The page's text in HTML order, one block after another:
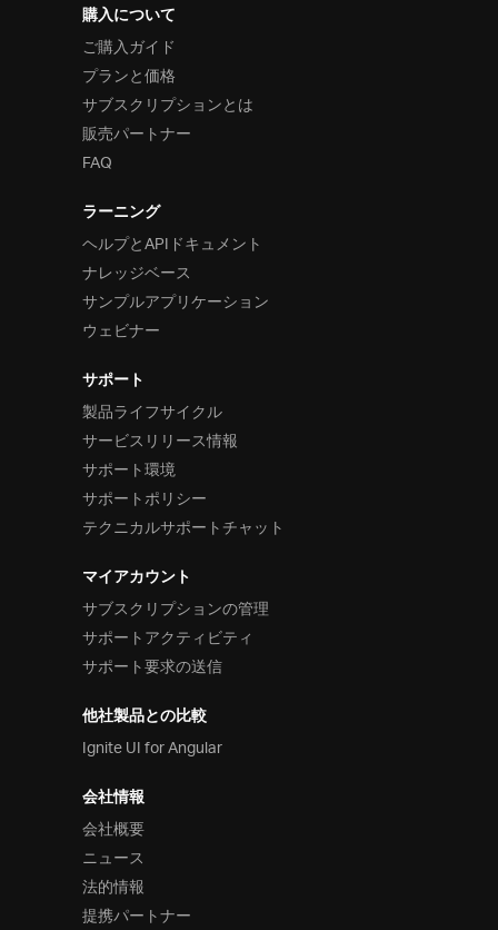
購入について
ご購入ガイド
プランと価格
サブスクリプションとは
販売パートナー
FAQ
ラーニング
ヘルプとAPIドキュメント
ナレッジベース
サンプルアプリケーション
ウェビナー
サポート
製品ライフサイクル
サービスリリース情報
サポート環境
サポートポリシー
テクニカルサポートチャット
マイアカウント
サブスクリプションの管理
サポートアクティビティ
サポート要求の送信
他社製品との比較
Ignite UI for Angular
会社情報
会社概要
ニュース
法的情報
提携パートナー